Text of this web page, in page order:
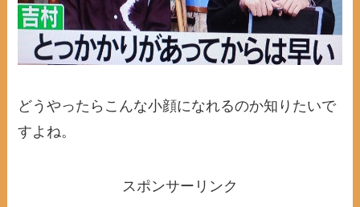
どうやったらこんな小顔になれるのか知りたいで
すよね。
スポンサーリンク